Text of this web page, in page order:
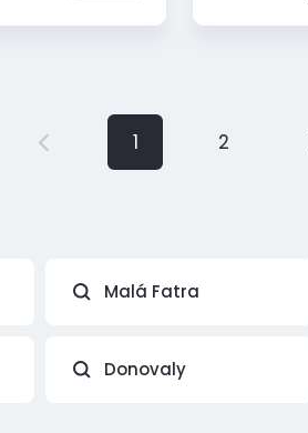
1 2
Malá Fatra
Donovaly